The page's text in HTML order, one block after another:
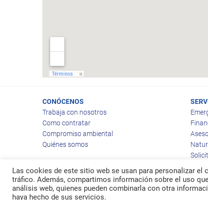
CONÓCENOS
Trabaja con nosotros
Como contratar
Compromiso ambiental
Quiénes somos
© 2026Ragas
Las cookies de este sitio web se usan para personalizar
tráfico. Además, compartimos información sobre el uso
análisis web, quienes pueden combinarla con otra
haya hecho de sus servicios.